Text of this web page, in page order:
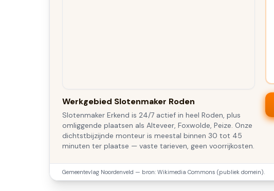
Werkgebied Slotenmaker Roden
Slotenmaker Erkend is 24/7 actief in heel Roden, plus
omliggende plaatsen als Alteveer, Foxwolde, Peize. Onze
dichtstbijzijnde monteur is meestal binnen 30 tot 45
minuten ter plaatse — vaste tarieven, geen voorrijkosten.
Gemeentevlag Noordenveld — bron: Wikimedia Commons (publiek domein).